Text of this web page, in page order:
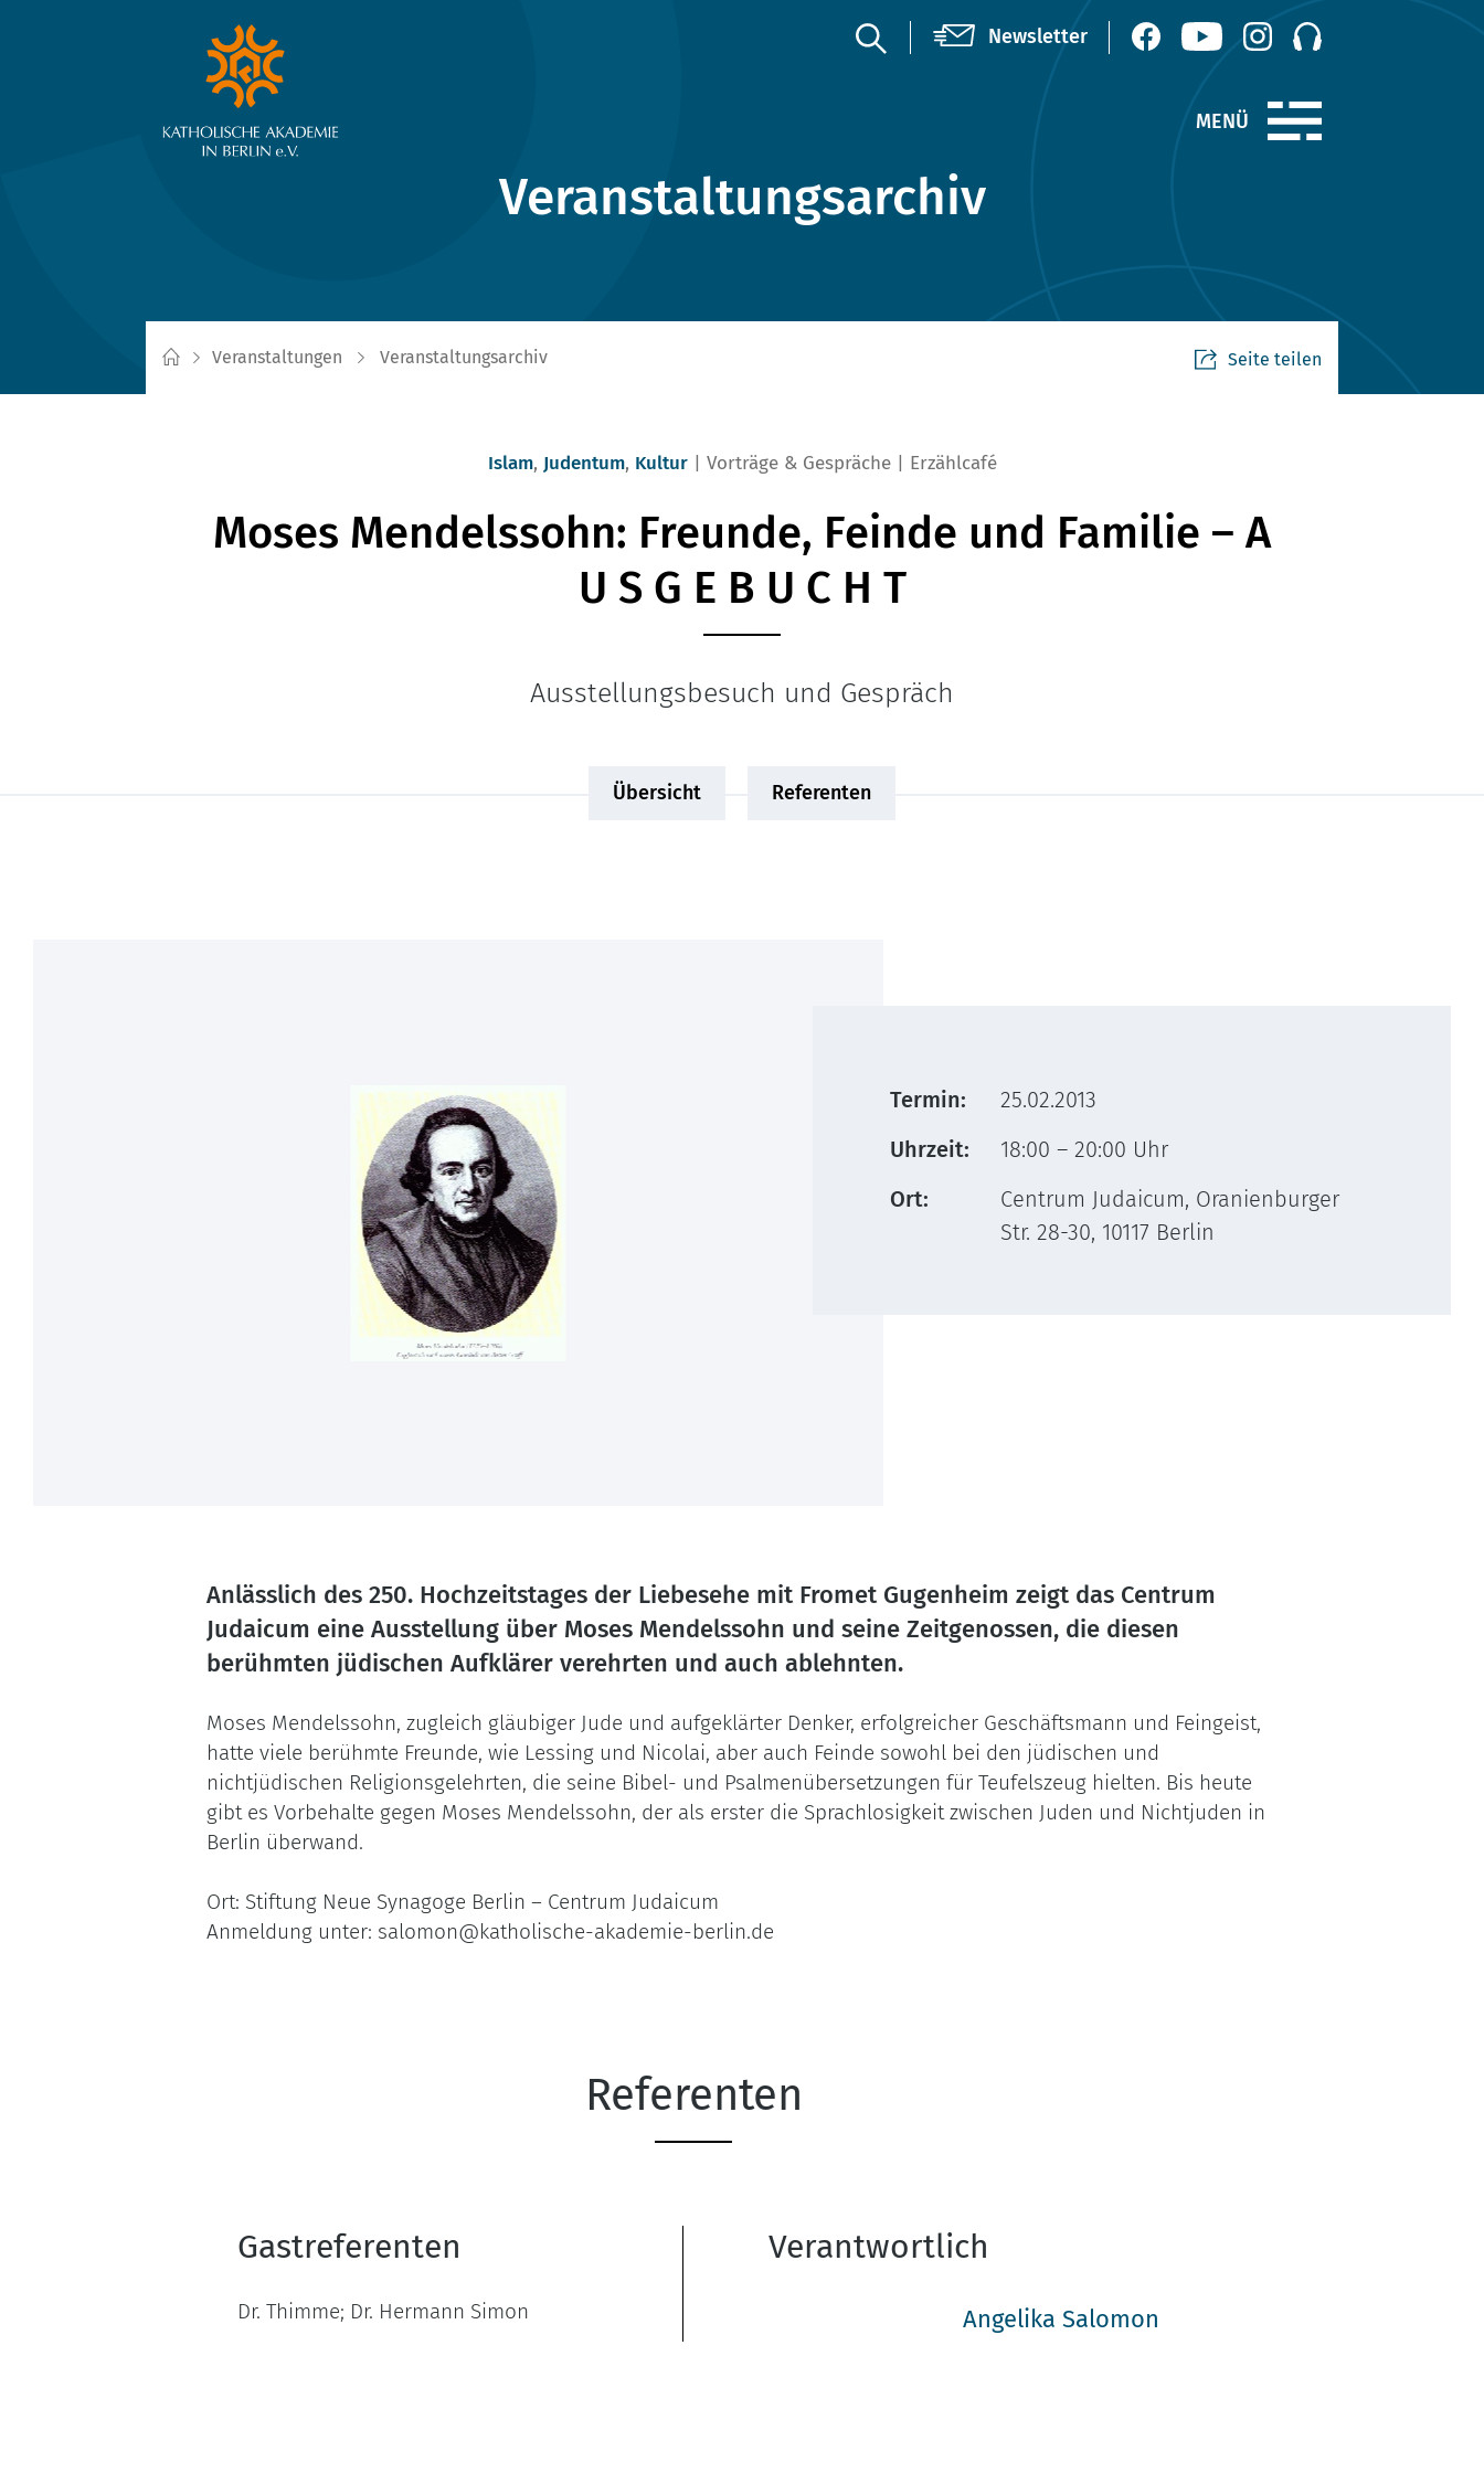
Veranstaltungsarchiv
Veranstaltungen Veranstaltungsarchiv Seite teilen
Islam, Judentum, Kultur Vorträge & Gespräche Erzählcafé
Moses Mendelssohn: Freunde, Feinde und Familie – A
U S G E B U C H T
Ausstellungsbesuch und Gespräch
Übersicht Referenten
Termin:
25.02.2013
Uhrzeit:
18:00 – 20:00 Uhr
Ort:
Centrum Judaicum, Oranienburger
Str. 28-30, 10117 Berlin
Anlässlich des 250. Hochzeitstages der Liebesehe mit Fromet Gugenheim zeigt das Centrum
Judaicum eine Ausstellung über Moses Mendelssohn und seine Zeitgenossen, die diesen
berühmten jüdischen Aufklärer verehrten und auch ablehnten.
Moses Mendelssohn, zugleich gläubiger Jude und aufgeklärter Denker, erfolgreicher Geschäftsmann und Feingeist,
hatte viele berühmte Freunde, wie Lessing und Nicolai, aber auch Feinde sowohl bei den jüdischen und
nichtjüdischen Religionsgelehrten, die seine Bibel- und Psalmenübersetzungen für Teufelszeug hielten. Bis heute
gibt es Vorbehalte gegen Moses Mendelssohn, der als erster die Sprachlosigkeit zwischen Juden und Nichtjuden in
Berlin überwand.
Ort: Stiftung Neue Synagoge Berlin – Centrum Judaicum
Anmeldung unter: salomon@katholische-akademie-berlin.de
Referenten
Gastreferenten
Dr. Thimme; Dr. Hermann Simon
Verantwortlich
Angelika Salomon